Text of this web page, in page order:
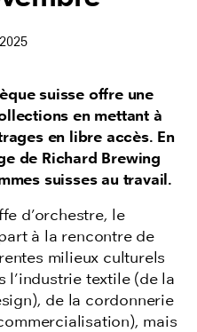
suisse offre une
en mettant à
en libre accès. En
de Richard Brewing
suisses au travail.
d’orchestre, le
à la rencontre de
milieux culturels
l’industrie textile (de la
de la cordonnerie
mais